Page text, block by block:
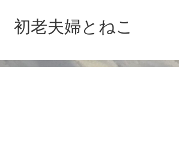
初老夫婦とねこ